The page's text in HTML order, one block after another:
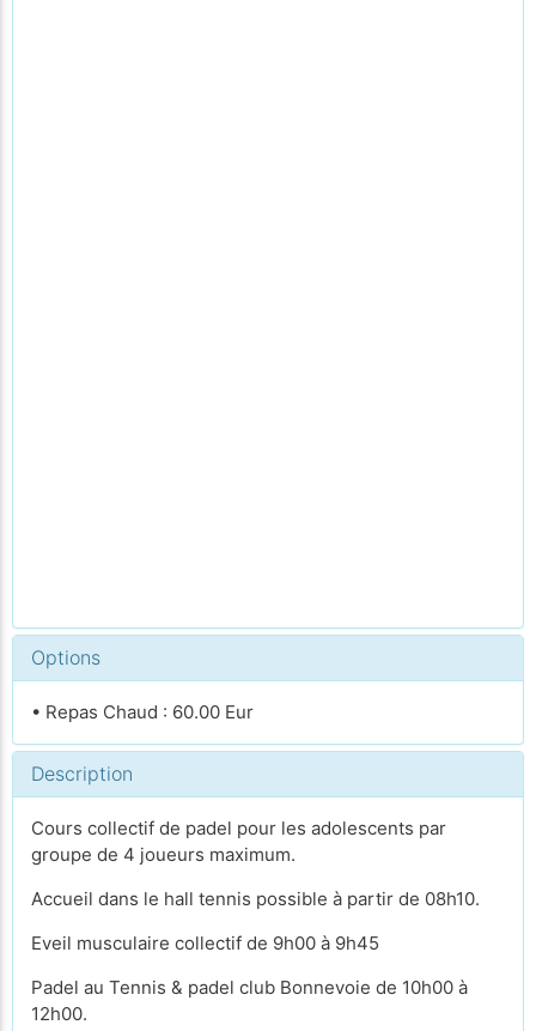
Options
• Repas Chaud : 60.00 Eur
Description
Cours collectif de padel pour les adolescents par
groupe de 4 joueurs maximum.
Accueil dans le hall tennis possible à partir de 08h10.
Eveil musculaire collectif de 9h00 à 9h45
Padel au Tennis & padel club Bonnevoie de 10h00 à
12h00.